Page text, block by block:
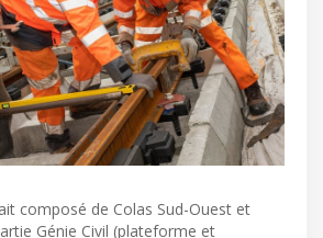
composé de Colas Sud-Ouest et
Génie Civil (plateforme et